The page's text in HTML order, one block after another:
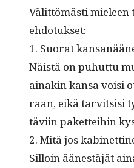
Välit­tömästi mieleen
ehdotukset:
1. Suo­rat
Näistä on puhut­tu
ainakin kansa voisi
raan, eikä tarvit­sisi
tävi­in paket­tei­hin
2. Mitä jos
Sil­loin äänestäjät